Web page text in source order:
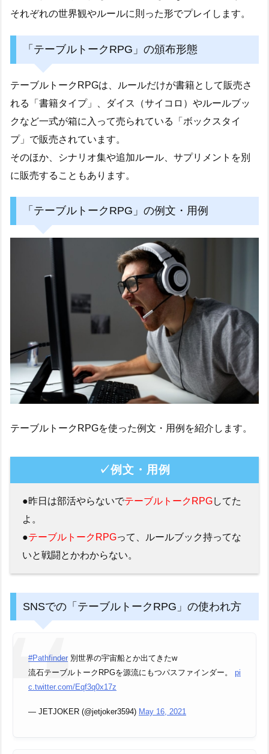
それぞれの世界観やルールに則った形でプレイします。
「テーブルトークRPG」の頒布形態
テーブルトークRPGは、ルールだけが書籍として販売さ
れる「書籍タイプ」、ダイス（サイコロ）やルールブッ
クなど一式が箱に入って売られている「ボックスタイ
プ」で販売されています。
そのほか、シナリオ集や追加ルール、サプリメントを別
に販売することもあります。
「テーブルトークRPG」の例文・用例
テーブルトークRPGを使った例文・用例を紹介します。
✓例文・用例
●昨日は部活やらないでテーブルトークRPGしてた
よ。
●テーブルトークRPGって、ルールブック持ってな
いと戦闘とかわからない。
SNSでの「テーブルトークRPG」の使われ方
#Pathfinder別世界の宇宙船とか出てきたw
流石テーブルトークRPGを源流にもつパスファインダー。 pi
c.twitter.com/Eqf3q0x17z
— JETJOKER (@jetjoker3594) May 16, 2021